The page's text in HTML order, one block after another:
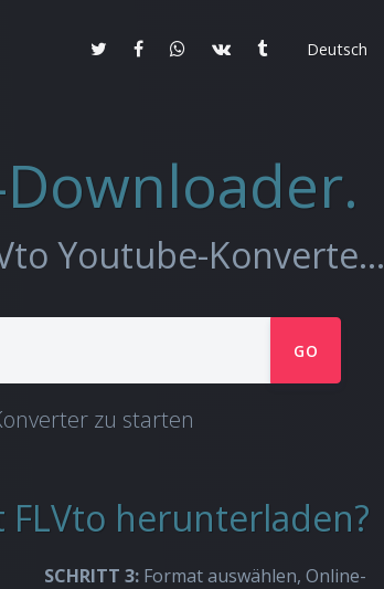
Deutsch
Laden Sie Online-Video & Audio mit dem FLVto Youtube-Konverter herunter.
GO
zu starten
herunterladen?
SCHRITT 3: Format auswählen, Online-